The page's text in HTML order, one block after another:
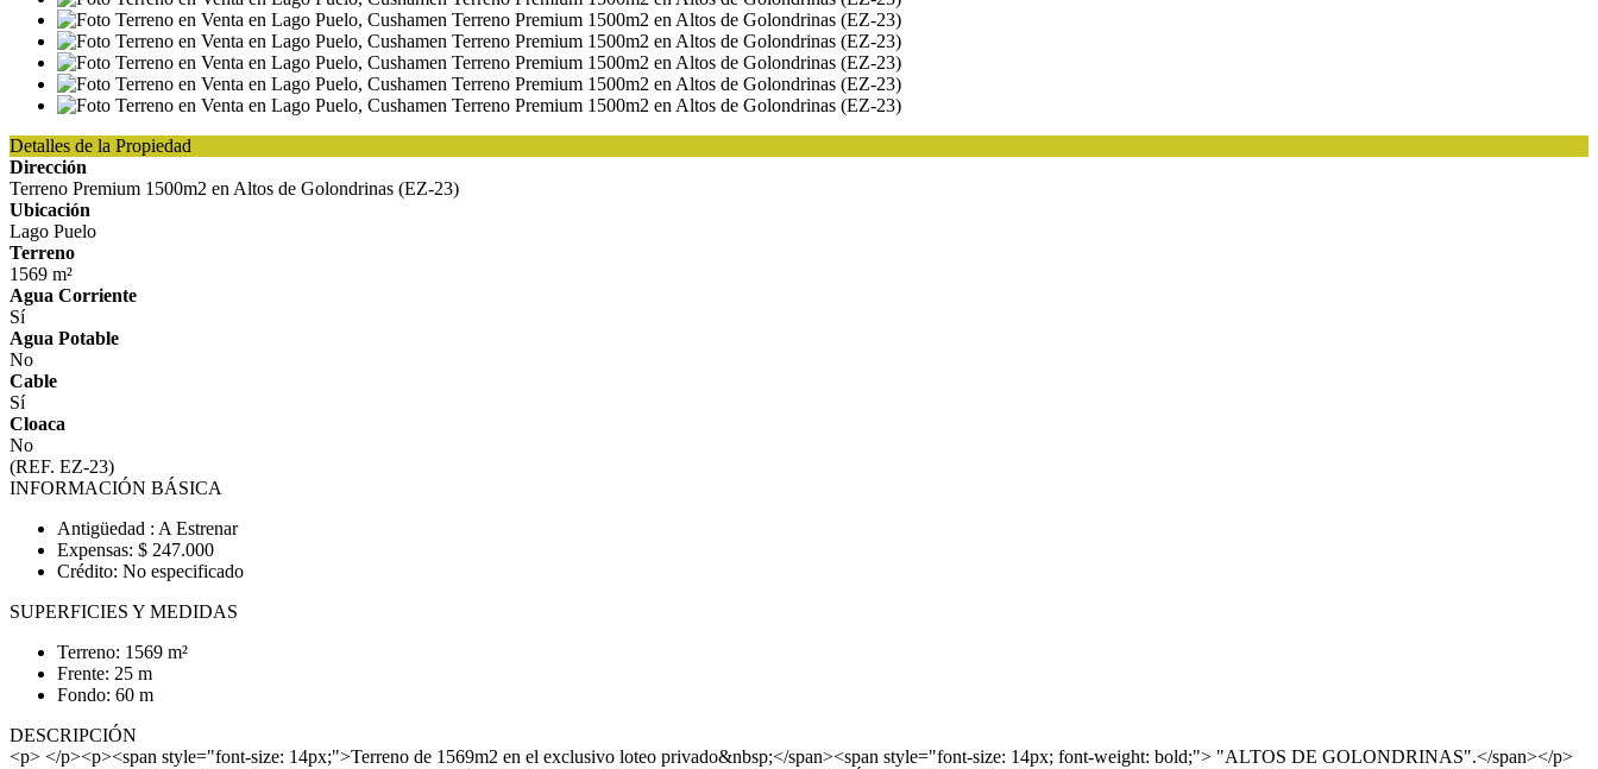
Detalles de la Propiedad
Dirección
Terreno Premium 1500m2 en Altos de Golondrinas (EZ-23)
Ubicación
Lago Puelo
Terreno
1569 m²
Agua Corriente
Sí
Agua Potable
No
Cable
Sí
Cloaca
No
(REF. EZ-23)
INFORMACIÓN BÁSICA
Antigüedad : A Estrenar
Expensas: $ 247.000
Crédito: No especificado
SUPERFICIES Y MEDIDAS
Terreno: 1569 m²
Frente: 25 m
Fondo: 60 m
DESCRIPCIÓN
<p> </p><p><span style="font-size: 14px;">Terreno de 1569m2 en el exclusivo loteo privado&nbsp;</span><span style="font-size: 14px; font-weight: bold;"> "ALTOS DE GOLONDRINAS".</span></p>